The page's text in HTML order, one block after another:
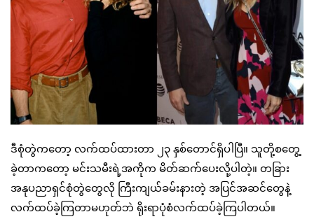
ဒီစုံတွဲကတော့ လက်ထပ်ထားတာ ၂၃ နှစ်တောင်ရှိပါပြီ။ သူတို့စတွေ့
ခဲ့တာကတော့ မင်းသမီးရဲ့အကိုက မိတ်ဆက်ပေးလို့ပါတဲ့။ တခြား
အနုပညာရှင်စုံတွဲတွေလို ကြီးကျယ်ခမ်းနားတဲ့ အပြင်အဆင်တွေနဲ့
လက်ထပ်ခဲ့ကြတာမဟုတ်ဘဲ ရိုးရာပုံစံလက်ထပ်ခဲ့ကြပါတယ်။